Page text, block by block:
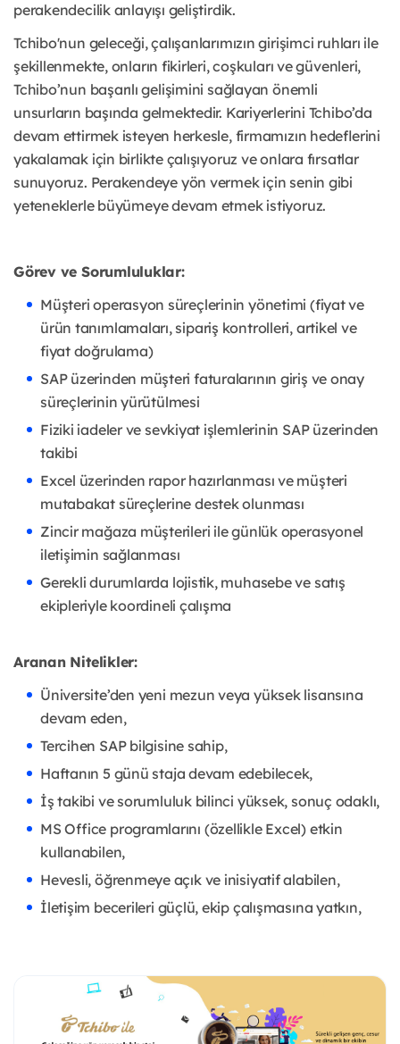
perakendecilik anlayışı geliştirdik.
Tchibo'nun geleceği, çalışanlarımızın girişimci ruhları ile
şekillenmekte, onların fikirleri, coşkuları ve güvenleri,
Tchibo’nun başarılı gelişimini sağlayan önemli
unsurların başında gelmektedir. Kariyerlerini Tchibo’da
devam ettirmek isteyen herkesle, firmamızın hedeflerini
yakalamak için birlikte çalışıyoruz ve onlara fırsatlar
sunuyoruz. Perakendeye yön vermek için senin gibi
yeteneklerle büyümeye devam etmek istiyoruz.
Görev ve Sorumluluklar:
Müşteri operasyon süreçlerinin yönetimi (fiyat ve
ürün tanımlamaları, sipariş kontrolleri, artikel ve
fiyat doğrulama)
SAP üzerinden müşteri faturalarının giriş ve onay
süreçlerinin yürütülmesi
Fiziki iadeler ve sevkiyat işlemlerinin SAP üzerinden
takibi
Excel üzerinden rapor hazırlanması ve müşteri
mutabakat süreçlerine destek olunması
Zincir mağaza müşterileri ile günlük operasyonel
iletişimin sağlanması
Gerekli durumlarda lojistik, muhasebe ve satış
ekipleriyle koordineli çalışma
Aranan Nitelikler:
Üniversite’den yeni mezun veya yüksek lisansına
devam eden,
Tercihen SAP bilgisine sahip,
Haftanın 5 günü staja devam edebilecek,
İş takibi ve sorumluluk bilinci yüksek, sonuç odaklı,
MS Office programlarını (özellikle Excel) etkin
kullanabilen,
Hevesli, öğrenmeye açık ve inisiyatif alabilen,
İletişim becerileri güçlü, ekip çalışmasına yatkın,